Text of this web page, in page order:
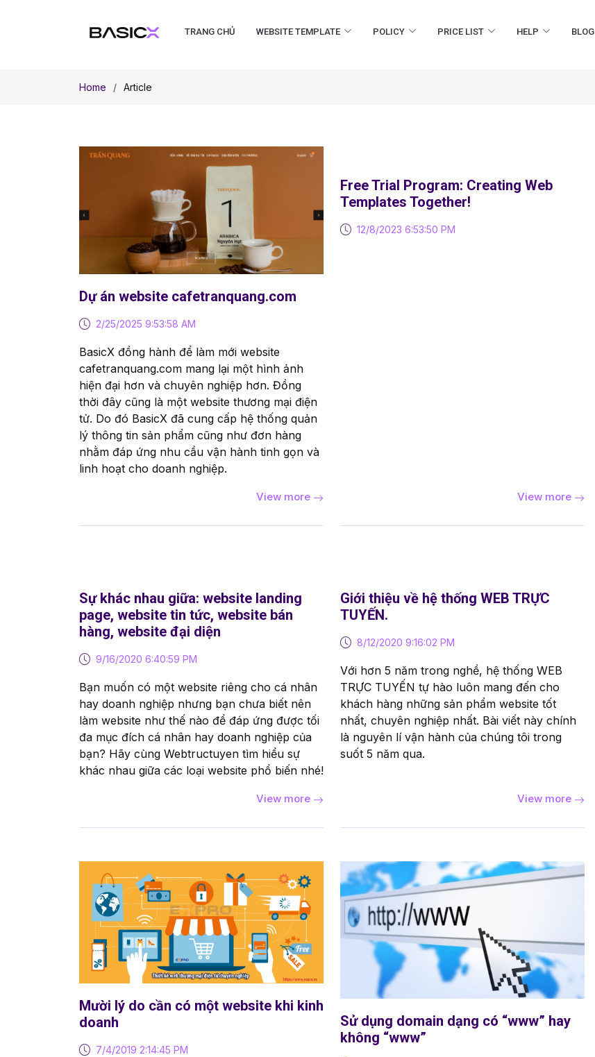
TRANG CHỦ WEBSITE TEMPLATE POLICY PRICE LIST HELP BLOG
Home Article
Dự án website cafetranquang.com
2/25/2025 9:53:58 AM
BasicX đồng hành để làm mới website
cafetranquang.com mang lại một hình ảnh
hiện đại hơn và chuyên nghiệp hơn. Đồng
thời đây cũng là một website thương mại điện
tử. Do đó BasicX đã cung cấp hệ thống quản
lý thông tin sản phẩm cũng như đơn hàng
nhằm đáp ứng nhu cầu vận hành tinh gọn và
linh hoạt cho doanh nghiệp.
View more
Free Trial Program: Creating Web
Templates Together!
12/8/2023 6:53:50 PM
View more
Sự khác nhau giữa: website landing
page, website tin tức, website bán
hàng, website đại diện
9/16/2020 6:40:59 PM
Bạn muốn có một website riêng cho cá nhân
hay doanh nghiệp nhưng bạn chưa biết nên
làm website như thế nào để đáp ứng được tối
đa mục đích cá nhân hay doanh nghiệp của
bạn? Hãy cùng Webtructuyen tìm hiểu sự
khác nhau giữa các loại website phổ biến nhé!
View more
Giới thiệu về hệ thống WEB TRỰC
TUYẾN.
8/12/2020 9:16:02 PM
Với hơn 5 năm trong nghề, hệ thống WEB
TRỰC TUYẾN tự hào luôn mang đến cho
khách hàng những sản phẩm website tốt
nhất, chuyên nghiệp nhất. Bài viết này chính
là nguyên lí vận hành của chúng tôi trong
suốt 5 năm qua.
View more
Mười lý do cần có một website khi kinh
doanh
7/4/2019 2:14:45 PM
Sử dụng domain dạng có “www” hay
không “www”